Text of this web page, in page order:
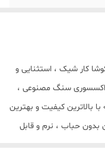
کار شیک ، استثنایی و
سنگ مصنوعی ،
بالاترین کیفیت و بهترین
حباب ، نرم و قابل